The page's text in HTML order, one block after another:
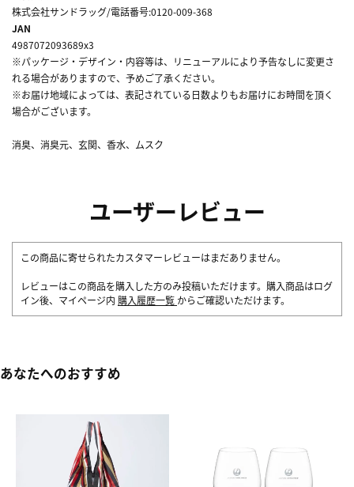
株式会社サンドラッグ/電話番号:0120-009-368
JAN
4987072093689x3
※パッケージ・デザイン・内容等は、リニューアルにより予告なしに変更さ
れる場合がありますので、予めご了承ください。
※お届け地域によっては、表記されている日数よりもお届けにお時間を頂く
場合がございます。
消臭、消臭元、玄関、香水、ムスク
ユーザーレビュー
この商品に寄せられたカスタマーレビューはまだありません。
レビューはこの商品を購入した方のみ投稿いただけます。購入商品はログ
イン後、マイページ内 購入履歴一覧 からご確認いただけます。
あなたへのおすすめ